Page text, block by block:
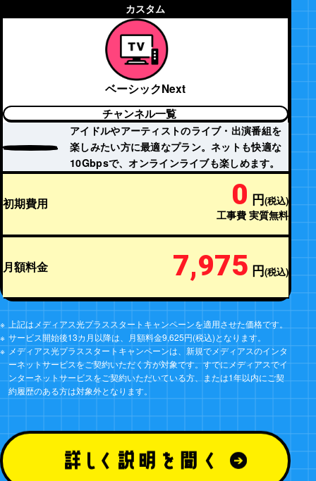
カスタム
ベーシックNext
チャンネル一覧
アイドルやアーティストのライブ・出演番組を
楽しみたい方に最適なプラン。ネットも快適な
10Gbpsで、オンラインライブも楽しめます。
初期費用 0 円(税込)
工事費 実質無料
月額料金 7,975 円(税込)
上記はメディアス光プラススタートキャンペーンを適用させた価格です。
サービス開始後13カ月以降は、月額料金9,625円(税込)となります。
メディアス光プラススタートキャンペーンは、新規でメディアスのインタ
ーネットサービスをご契約いただく方が対象です。すでにメディアスでイ
ンターネットサービスをご契約いただいている方、または1年以内にご契
約履歴のある方は対象外となります。
明させていただきます。相談方法をお選びください。
オンラ
イン相
談
のご予
約
ご来店
のご予
約
お電話
約
訪問説
約
閉じる